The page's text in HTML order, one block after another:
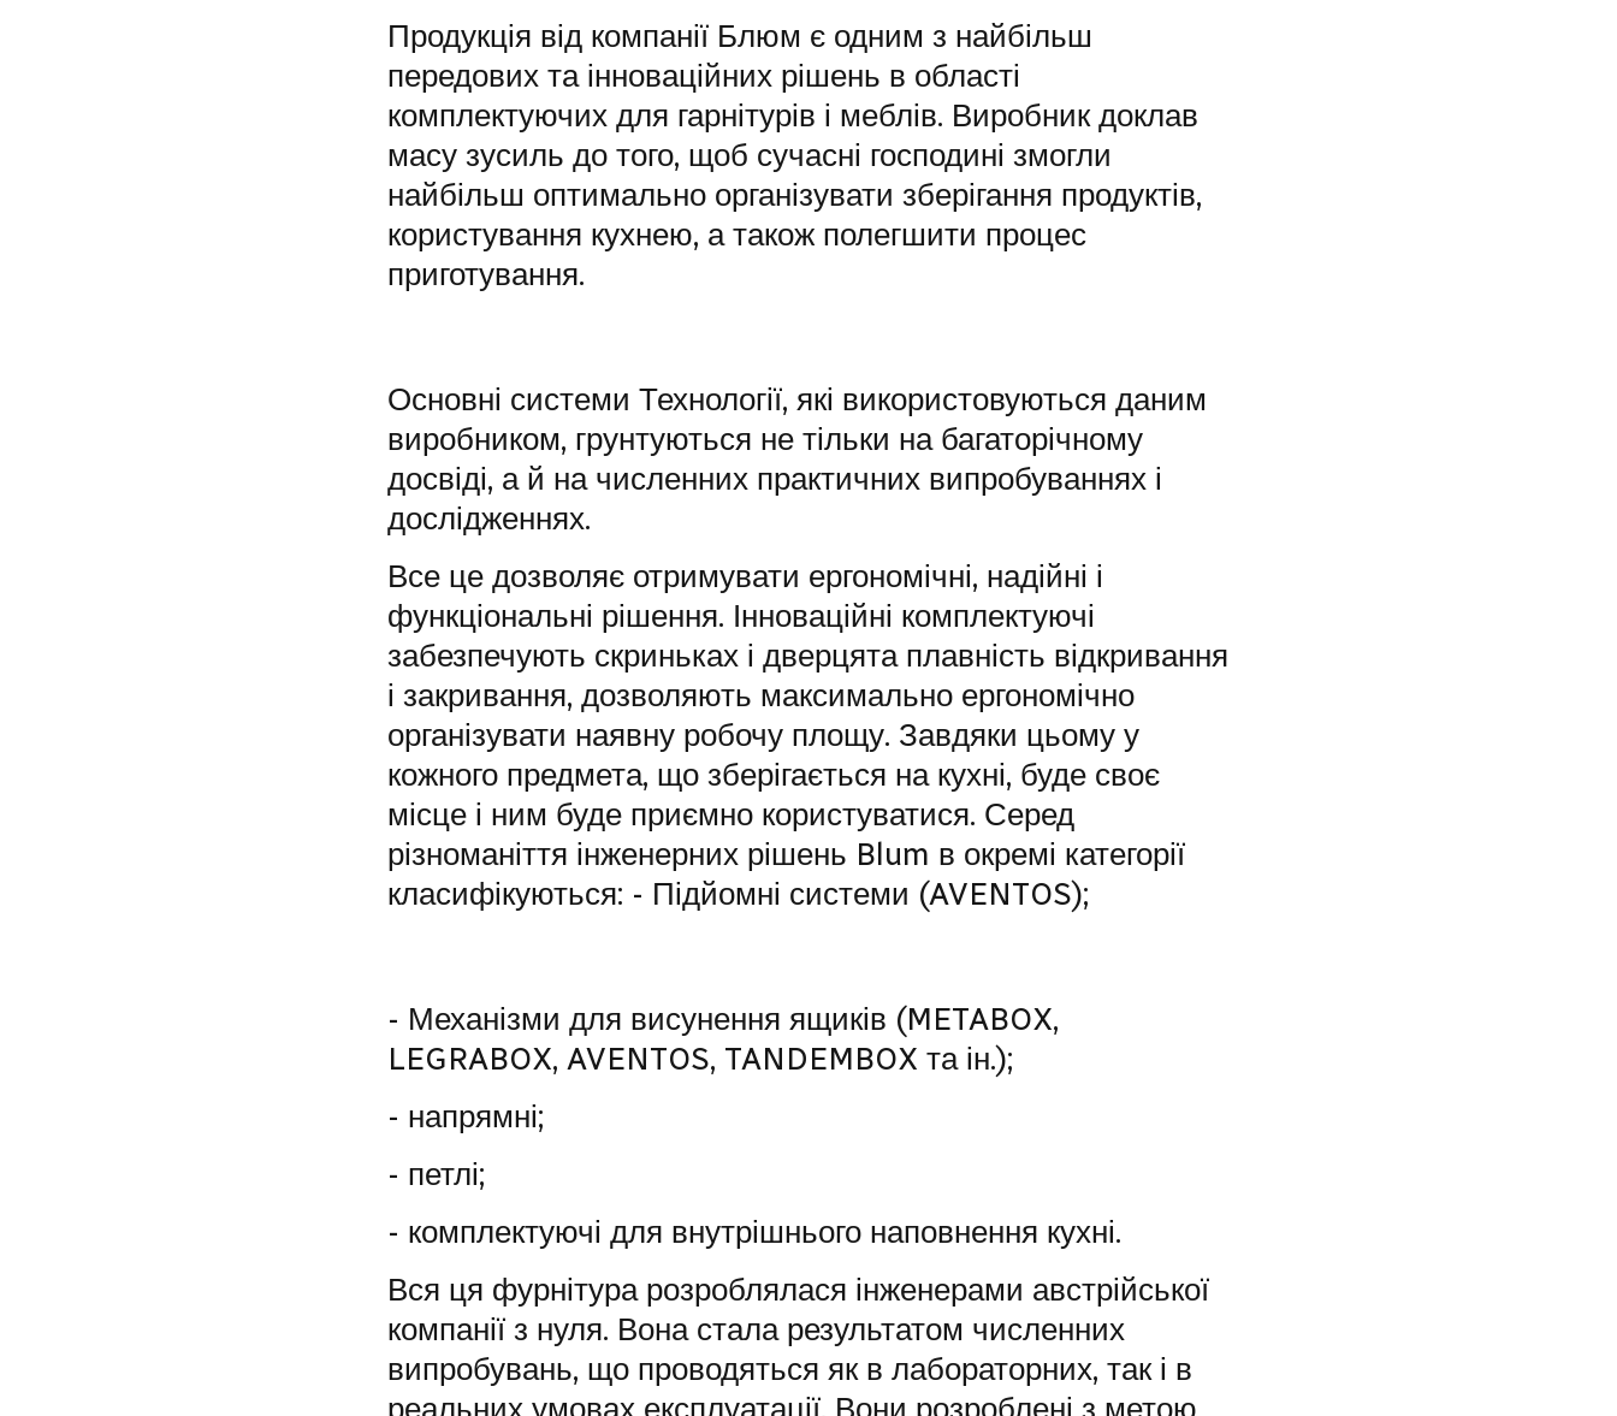
Продукція від компанії Блюм є одним з найбільш
передових та інноваційних рішень в області
комплектуючих для гарнітурів і меблів. Виробник доклав
масу зусиль до того, щоб сучасні господині змогли
найбільш оптимально організувати зберігання продуктів,
користування кухнею, а також полегшити процес
приготування.
Основні системи Технології, які використовуються даним
виробником, грунтуються не тільки на багаторічному
досвіді, а й на численних практичних випробуваннях і
дослідженнях.
Все це дозволяє отримувати ергономічні, надійні і
функціональні рішення. Інноваційні комплектуючі
забезпечують скриньках і дверцята плавність відкривання
і закривання, дозволяють максимально ергономічно
організувати наявну робочу площу. Завдяки цьому у
кожного предмета, що зберігається на кухні, буде своє
місце і ним буде приємно користуватися. Серед
різноманіття інженерних рішень Blum в окремі категорії
класифікуються: - Підйомні системи (AVENTOS);
- Механізми для висунення ящиків (METABOX,
LEGRABOX, AVENTOS, TANDEMBOX та ін.);
- напрямні;
- петлі;
- комплектуючі для внутрішнього наповнення кухні.
Вся ця фурнітура розроблялася інженерами австрійської
компанії з нуля. Вона стала результатом численних
випробувань, що проводяться як в лабораторних, так і в